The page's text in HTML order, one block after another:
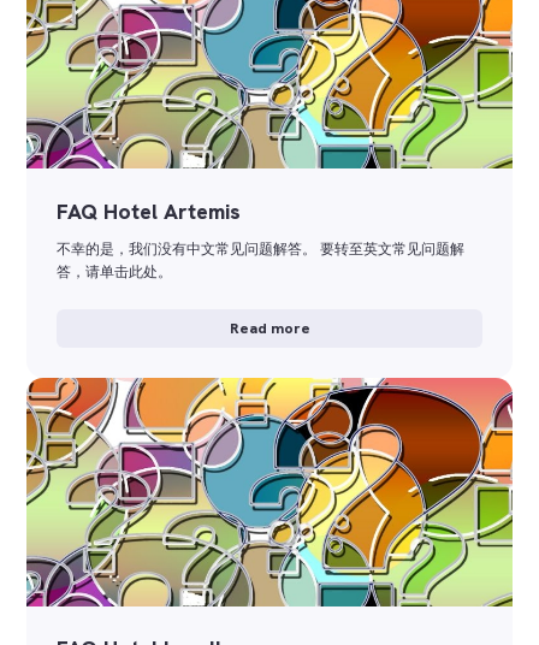
FAQ Hotel Artemis
不幸的是，我们没有中文常见问题解答。 要转至英文常见问题解
答，请单击此处。
Read more